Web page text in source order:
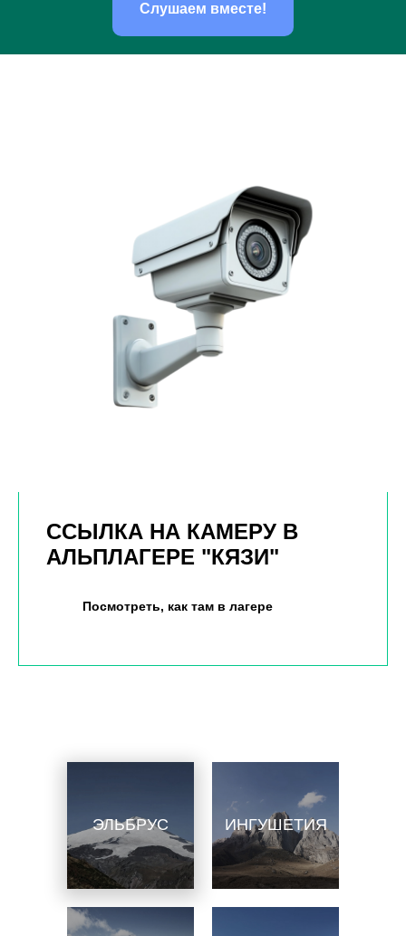
Слушаем вместе!
ССЫЛКА НА КАМЕРУ В
АЛЬПЛАГЕРЕ "КЯЗИ"
Посмотреть, как там в лагере
ИНГУШЕТИЯ
ЭЛЬБРУС